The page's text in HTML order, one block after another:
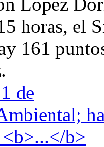
horas, el
161
.